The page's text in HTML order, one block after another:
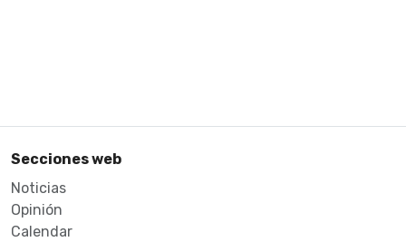
Secciones web
Noticias
Opinión
Calendar